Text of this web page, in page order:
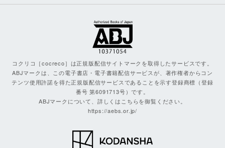
コクリコ［cocreco］は正規版配信サイトマークを取得したサービスです。
ABJマークは、この電子書店・電子書籍配信サービスが、著作権者からコン
テンツ使用許諾を得た正規版配信サービスであることを示す登録商標（登録
番号 第6091713号）です。
ABJマークについて、詳しくはこちらを御覧ください。
https://aebs.or.jp/